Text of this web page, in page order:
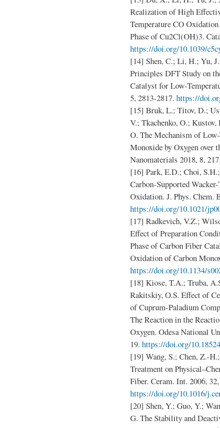
Realization of High
Temperature CO
Phase of Cu2Cl(OH)3.
https://doi.org/10.1039/
[14] Shen, C.; Li, H.; Yu,
Principles DFT Study on
Catalyst for Low-
5, 2813-2817. https://
[15] Bruk, L.; Titov, D.;
V.; Tkachenko, O.;
O. The Mechanism of
Monoxide by Oxygen over
Nanomaterials 2018, 8,
[16] Park, E.D.; Choi,
Carbon-Supported
Oxidation. J. Phys. Chem.
https://doi.org/10.1021/
[17] Radkevich, V.Z.;
Effect of Preparation
Phase of Carbon Fiber
Oxidation of Carbon
https://doi.org/10.1134/
[18] Kiose, T.A.; Truba,
Rakitskiy, О.S. Effect of
of Cuprum-Paladium
The Reaction in the
Oxygen. Odesa National
19. https://doi.org/
[19] Wang, S.; Chen, Z.-
Treatment on
Fiber. Ceram. Int. 2006,
https://doi.org/10.1016/
[20] Shen, Y.; Guo, Y.;
G. The Stability and